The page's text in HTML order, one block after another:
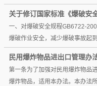
关于修订国家标准《爆破安
一、对爆破安全规程GB6722-
爆破作业安全，减少爆破事故起
民用爆炸物品进出口管理办
第一条为了加强对民用爆炸物品
爆炸物品，适用本办法。本办法